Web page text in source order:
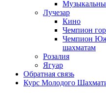
Лучезар
Кино
Чемпион
Чемпион
шахматам
Розалия
Ягуар
Обратная связь
Курс Молодого